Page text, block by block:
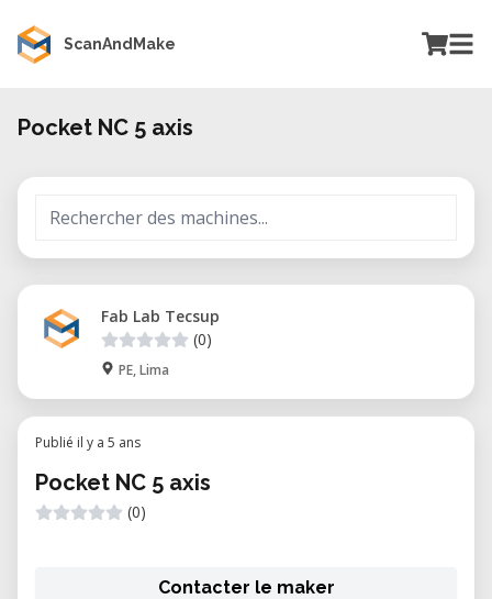
ScanAndMake
Pocket NC 5 axis
Fab Lab Tecsup
(0)
PE, Lima
Publié il y a 5 ans
Pocket NC 5 axis
(0)
Contacter le maker